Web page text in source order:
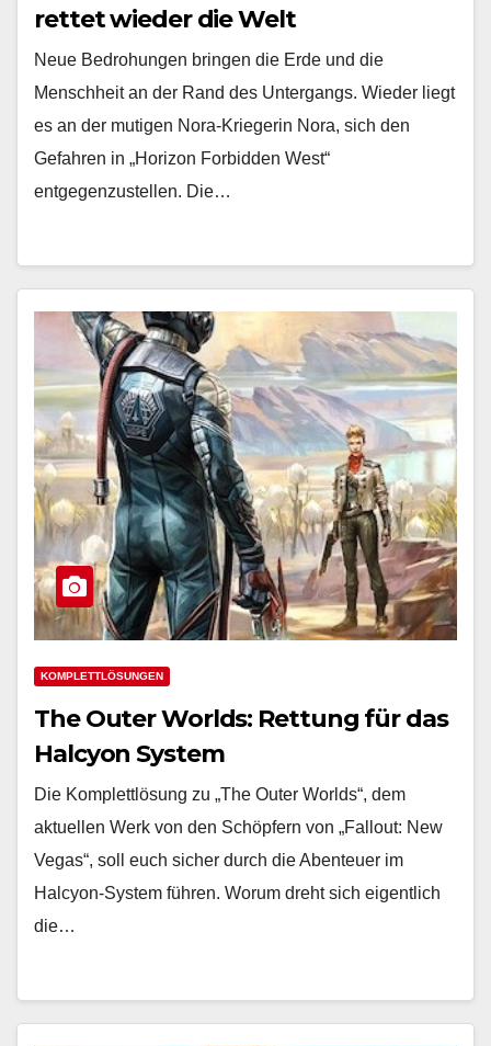
rettet wieder die Welt
Neue Bedrohungen bringen die Erde und die
Menschheit an der Rand des Untergangs. Wieder liegt
es an der mutigen Nora-Kriegerin Nora, sich den
Gefahren in „Horizon Forbidden West“
entgegenzustellen. Die…
KOMPLETTLÖSUNGEN
The Outer Worlds: Rettung für das
Halcyon System
Die Komplettlösung zu „The Outer Worlds“, dem
aktuellen Werk von den Schöpfern von „Fallout: New
Vegas“, soll euch sicher durch die Abenteuer im
Halcyon-System führen. Worum dreht sich eigentlich
die…